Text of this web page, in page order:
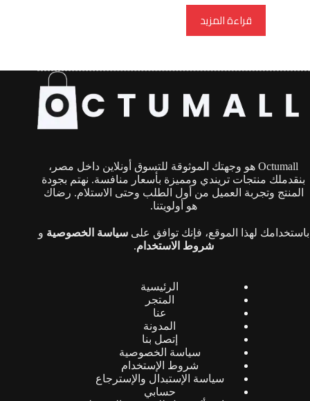
قراءة المزيد
Octumall هو وجهتك الموثوقة للتسوق أونلاين داخل مصر،
بنقدملك منتجات تريندي ومميزة بأسعار منافسة. نهتم بجودة
المنتج وتجربة العميل من أول الطلب وحتى الاستلام. رضاك
هو أولويتنا.
باستخدامك لهذا الموقع، فإنك توافق علىسياسة الخصوصية و
شروط الاستخدام.
الرئيسية
المتجر
عنا
المدونة
إتصل بنا
سياسة الخصوصية
شروط الإستخدام
سياسة الإستبدال والإسترجاع
حسابي